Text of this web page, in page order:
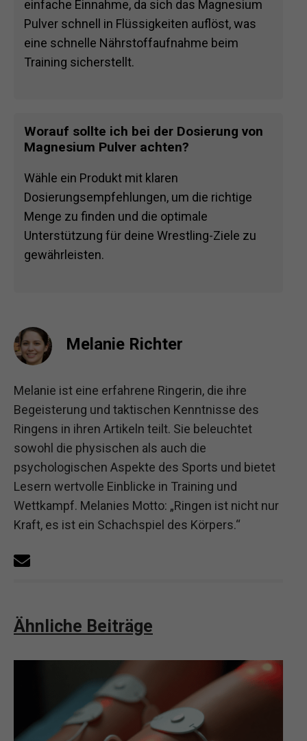
einfache Einnahme, da sich das Magnesium
Pulver schnell in Flüssigkeiten auflöst, was
eine schnelle Nährstoffaufnahme beim
Training sicherstellt.
Worauf sollte ich bei der Dosierung von
Magnesium Pulver achten?
Wähle ein Produkt mit klaren
Dosierungsempfehlungen, um die richtige
Menge zu finden und die optimale
Unterstützung für deine Wrestling-Ziele zu
gewährleisten.
Melanie Richter
Melanie ist eine erfahrene Ringerin, die ihre
Begeisterung und taktischen Kenntnisse des
Ringens in ihren Artikeln teilt. Sie beleuchtet
sowohl die physischen als auch die
psychologischen Aspekte des Sports und bietet
Lesern wertvolle Einblicke in Training und
Wettkampf. Melanies Motto: „Ringen ist nicht nur
Kraft, es ist ein Schachspiel des Körpers.“
Ähnliche Beiträge